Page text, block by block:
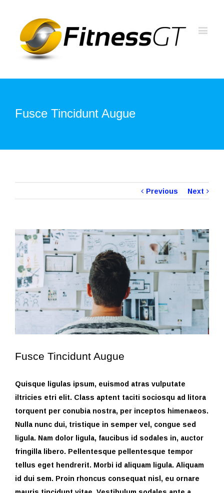
Fusce Tincidunt Augue
Previous Next
View
Larger
Image
Fusce Tincidunt Augue
Quisque ligulas ipsum, euismod atras vulputate
iltricies etri elit. Class aptent taciti sociosqu ad litora
torquent per conubia nostra, per inceptos himenaeos.
Nulla nunc dui, tristique in semper vel, congue sed
ligula. Nam dolor ligula, faucibus id sodales in, auctor
fringilla libero. Pellentesque pellentesque tempor
tellus eget hendrerit. Morbi id aliquam ligula. Aliquam
id dui sem. Proin rhoncus consequat nisl, eu ornare